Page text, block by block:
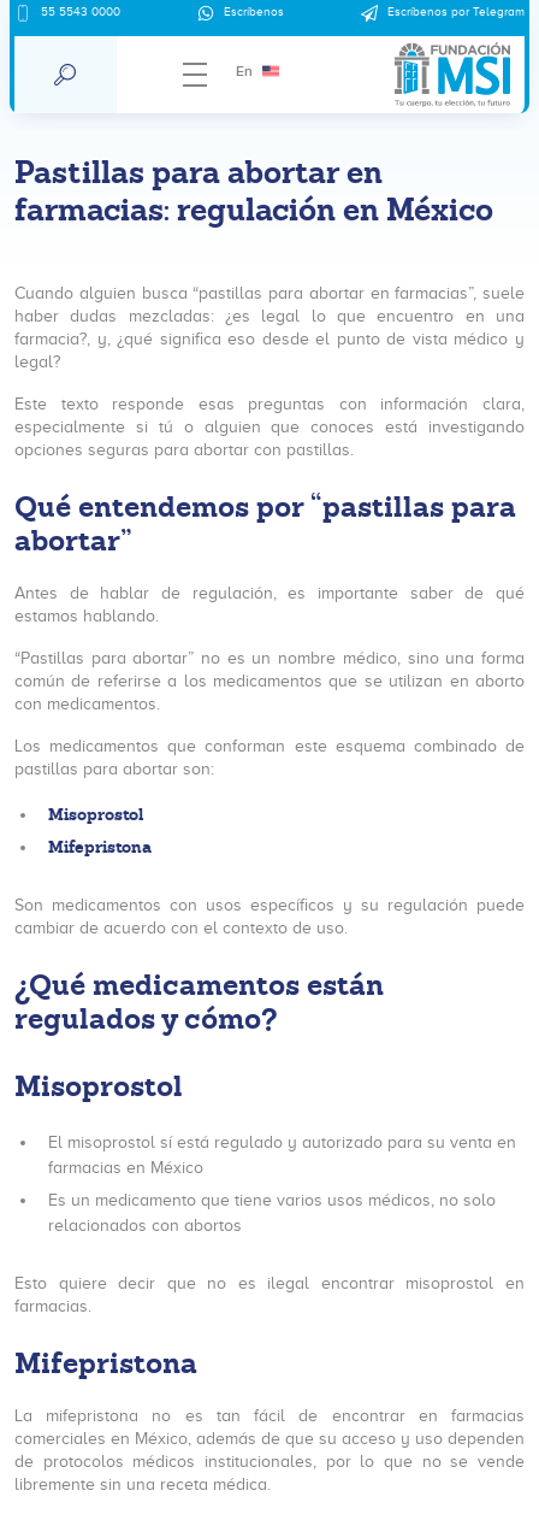
55 5543 0000 Escríbenos Escríbenos por Telegram
En
Pastillas para abortar en
farmacias: regulación en México
Cuando alguien busca “pastillas para abortar en farmacias”, suele
haber dudas mezcladas: ¿es legal lo que encuentro en una
farmacia?, y, ¿qué significa eso desde el punto de vista médico y
legal?
Este texto responde esas preguntas con información clara,
especialmente si tú o alguien que conoces está investigando
opciones seguras para abortar con pastillas.
Qué entendemos por “pastillas para
abortar”
Antes de hablar de regulación, es importante saber de qué
estamos hablando.
“Pastillas para abortar” no es un nombre médico, sino una forma
común de referirse a los medicamentos que se utilizan en aborto
con medicamentos.
Los medicamentos que conforman este esquema combinado de
pastillas para abortar son:
Misoprostol
Mifepristona
Son medicamentos con usos específicos y su regulación puede
cambiar de acuerdo con el contexto de uso.
¿Qué medicamentos están
regulados y cómo?
Misoprostol
El misoprostol sí está regulado y autorizado para su venta en
farmacias en México
Es un medicamento que tiene varios usos médicos, no solo
relacionados con abortos
Esto quiere decir que no es ilegal encontrar misoprostol en
farmacias.
Mifepristona
La mifepristona no es tan fácil de encontrar en farmacias
comerciales en México, además de que su acceso y uso dependen
de protocolos médicos institucionales, por lo que no se vende
libremente sin una receta médica.